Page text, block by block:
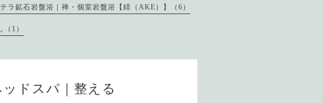
ラ鉱石岩盤浴｜禅・個室岩盤浴【緋（AKE）】（6）
1）
ドスパ｜整える